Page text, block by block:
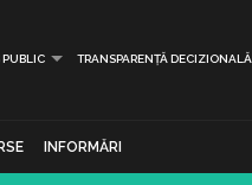
PUBLIC TRANSPARENȚĂ DECIZIONALĂ
INFORMĂRI